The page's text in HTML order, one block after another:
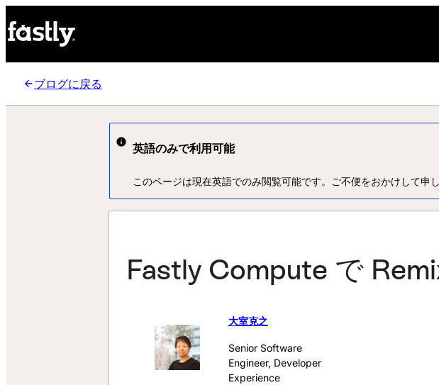
ブログに戻る
英語のみで利用可能
このページは現在英語でのみ閲覧可能です。ご不便をおかけして申
Fastly Compute で
大室克之
Senior Software
Engineer, Developer
Experience